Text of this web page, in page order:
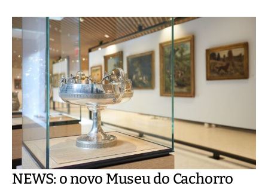
NEWS: o novo Museu do Cachorro